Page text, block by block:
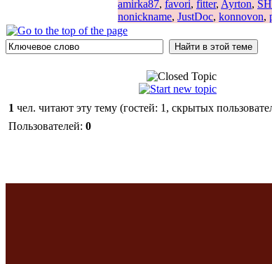
amirka87, favori, fitter, Ayrton,
nonickname, JustDoc, konnovon,
1 чел. читают эту тему (гостей: 1, скрытых
Пользователей: 0